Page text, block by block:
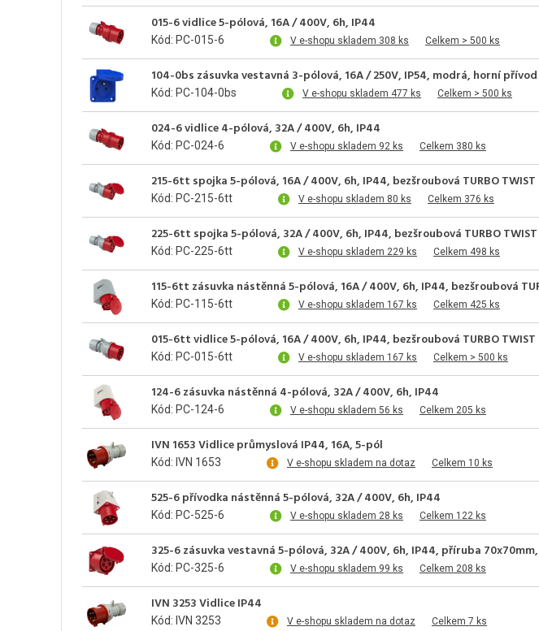
015-6 vidlice 5-pólová, 16A / 400V, 6h, IP44
Kód: PC-015-6 V e-shopu skladem 308 ks Celkem > 500 ks
104-0bs zásuvka vestavná 3-pólová, 16A / 250V, IP54, modrá, horní přívod
Kód: PC-104-0bs V e-shopu skladem 477 ks Celkem > 500 ks
024-6 vidlice 4-pólová, 32A / 400V, 6h, IP44
Kód: PC-024-6 V e-shopu skladem 92 ks Celkem 380 ks
215-6tt spojka 5-pólová, 16A / 400V, 6h, IP44, bezšroubová TURBO TWIST
Kód: PC-215-6tt V e-shopu skladem 80 ks Celkem 376 ks
225-6tt spojka 5-pólová, 32A / 400V, 6h, IP44, bezšroubová TURBO TWIST
Kód: PC-225-6tt V e-shopu skladem 229 ks Celkem 498 ks
115-6tt zásuvka nástěnná 5-pólová, 16A / 400V, 6h, IP44, bezšroubová
Kód: PC-115-6tt V e-shopu skladem 167 ks Celkem 425 ks
015-6tt vidlice 5-pólová, 16A / 400V, 6h, IP44, bezšroubová TURBO TWIST
Kód: PC-015-6tt V e-shopu skladem 167 ks Celkem > 500 ks
124-6 zásuvka nástěnná 4-pólová, 32A / 400V, 6h, IP44
Kód: PC-124-6 V e-shopu skladem 56 ks Celkem 205 ks
IVN 1653 Vidlice průmyslová IP44, 16A, 5-pól
Kód: IVN 1653 V e-shopu skladem na dotaz Celkem 10 ks
525-6 přívodka nástěnná 5-pólová, 32A / 400V, 6h, IP44
Kód: PC-525-6 V e-shopu skladem 28 ks Celkem 122 ks
325-6 zásuvka vestavná 5-pólová, 32A / 400V, 6h, IP44, příruba
Kód: PC-325-6 V e-shopu skladem 99 ks Celkem 208 ks
IVN 3253 Vidlice IP44
Kód: IVN 3253 V e-shopu skladem na dotaz Celkem 7 ks